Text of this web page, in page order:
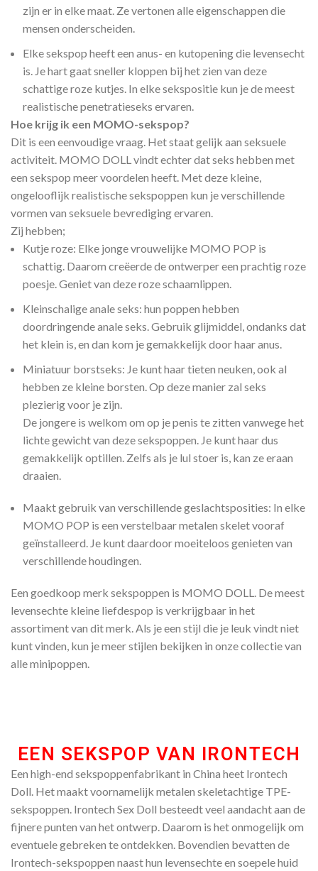
zijn er in elke maat. Ze vertonen alle eigenschappen die
mensen onderscheiden.
Elke sekspop heeft een anus- en kutopening die levensecht
is. Je hart gaat sneller kloppen bij het zien van deze
schattige roze kutjes. In elke sekspositie kun je de meest
realistische penetratieseks ervaren.
Hoe krijg ik een MOMO-sekspop?
Dit is een eenvoudige vraag. Het staat gelijk aan seksuele
activiteit. MOMO DOLL vindt echter dat seks hebben met
een sekspop meer voordelen heeft. Met deze kleine,
ongelooflijk realistische sekspoppen kun je verschillende
vormen van seksuele bevrediging ervaren.
Zij hebben;
Kutje roze: Elke jonge vrouwelijke MOMO POP is
schattig. Daarom creëerde de ontwerper een prachtig roze
poesje. Geniet van deze roze schaamlippen.
Kleinschalige anale seks: hun poppen hebben
doordringende anale seks. Gebruik glijmiddel, ondanks dat
het klein is, en dan kom je gemakkelijk door haar anus.
Miniatuur borstseks: Je kunt haar tieten neuken, ook al
hebben ze kleine borsten. Op deze manier zal seks
plezierig voor je zijn.
De jongere is welkom om op je penis te zitten vanwege het
lichte gewicht van deze sekspoppen. Je kunt haar dus
gemakkelijk optillen. Zelfs als je lul stoer is, kan ze eraan
draaien.
Maakt gebruik van verschillende geslachtsposities: In elke
MOMO POP is een verstelbaar metalen skelet vooraf
geïnstalleerd. Je kunt daardoor moeiteloos genieten van
verschillende houdingen.
Een goedkoop merk sekspoppen is MOMO DOLL. De meest
levensechte kleine liefdespop is verkrijgbaar in het
assortiment van dit merk. Als je een stijl die je leuk vindt niet
kunt vinden, kun je meer stijlen bekijken in onze collectie van
alle minipoppen.
EEN SEKSPOP VAN IRONTECH​
Een high-end sekspoppenfabrikant in China heet Irontech
Doll. Het maakt voornamelijk metalen skeletachtige TPE-
sekspoppen. Irontech Sex Doll besteedt veel aandacht aan de
fijnere punten van het ontwerp. Daarom is het onmogelijk om
eventuele gebreken te ontdekken. Bovendien bevatten de
Irontech-sekspoppen naast hun levensechte en soepele huid